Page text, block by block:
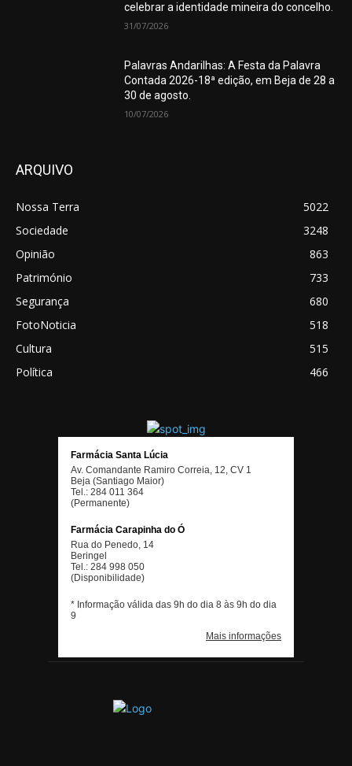
celebrar a identidade mineira do concelho.
31/07/2026
Palavras Andarilhas: A Festa da Palavra
Contada 2026-18ª edição, em Beja de 28 a
30 de agosto.
10/07/2026
ARQUIVO
Nossa Terra
5022
Sociedade
3248
Opinião
863
Património
733
Segurança
680
FotoNoticia
518
Cultura
515
Política
466